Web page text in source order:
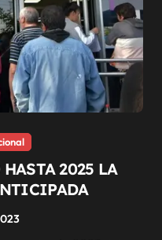
HASTA 2025 LA